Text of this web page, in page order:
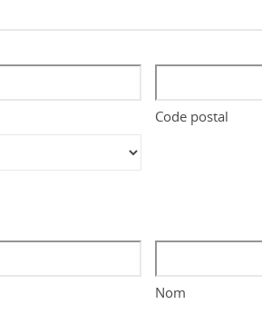
Code postal
Nom